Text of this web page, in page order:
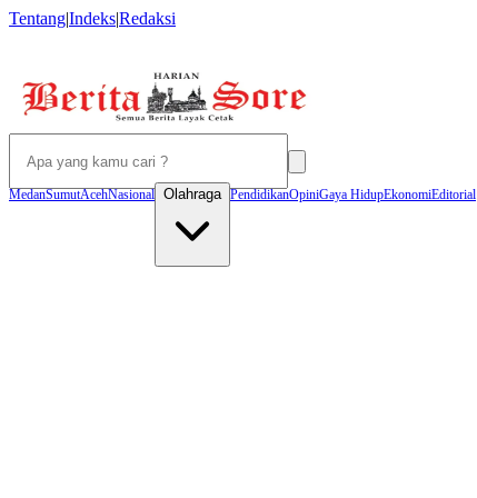
Tentang|Indeks|Redaksi
MedanSumutAcehNasional Olahraga PendidikanOpiniGaya HidupEkonomiEditorial